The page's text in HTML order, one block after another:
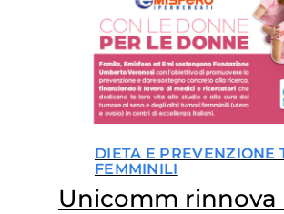
DIETA E PREVENZIONE
FEMMINILI
Unicomm rinnova